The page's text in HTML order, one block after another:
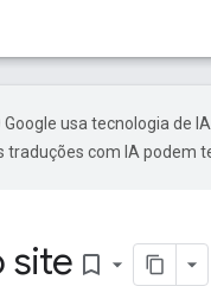
Google usa tecnologia de
com IA podem
site bookmark_border